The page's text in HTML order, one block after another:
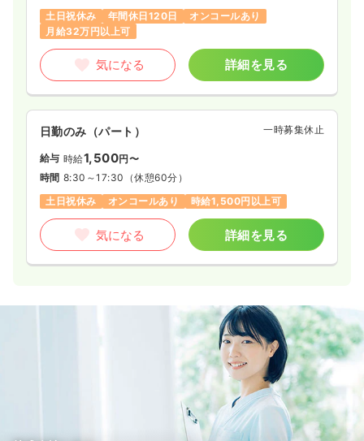
土日祝休み
年間休日120日
オンコールあり
月給32万円以上可
気になる 詳細を見る
日勤のみ（パート） 一時募集休止
給与 時給1,500円〜
時間 8:30～17:30 （休憩60分）
土日祝休み
オンコールあり 時給1,500円以上可
気になる 詳細を見る